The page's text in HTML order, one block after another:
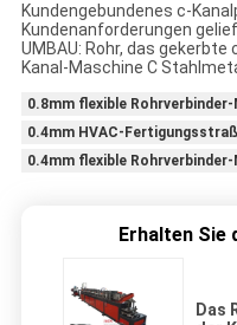
Kundengebundenes c-
Kundenanforderungen
UMBAU: Rohr, das
Kanal-Maschine C
0.8mm flexible
0.4mm HVAC-
0.4mm flexible
Erhalten Sie
Das